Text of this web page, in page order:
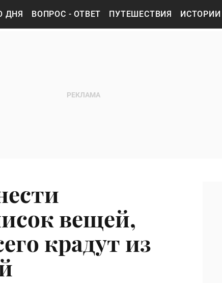
ДНЯ ВОПРОС - ОТВЕТ ПУТЕШЕСТВИЯ ИСТОРИИ
вещей,
крадут из